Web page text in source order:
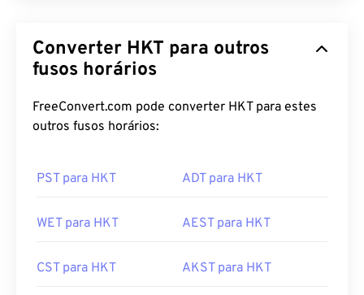
Converter HKT para outros
fusos horários
FreeConvert.com pode converter HKT para estes
outros fusos horários:
PST para HKT ADT para HKT
WET para HKT AEST para HKT
CST para HKT AKST para HKT